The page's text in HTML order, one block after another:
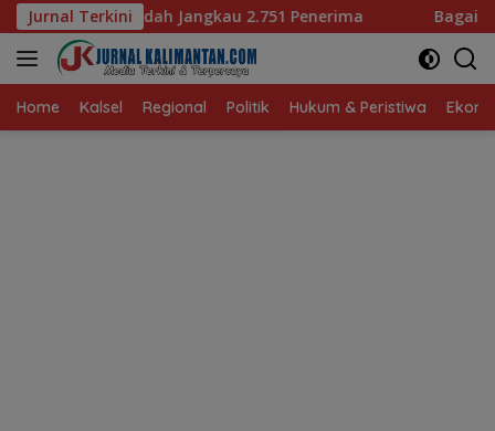
Langsung
ke
konten
Jurnal Terkini
2.751 Penerima Bagaimana KIP Hadapi Deepfake
Home Kalsel Regional Politik Hukum & Peristiwa